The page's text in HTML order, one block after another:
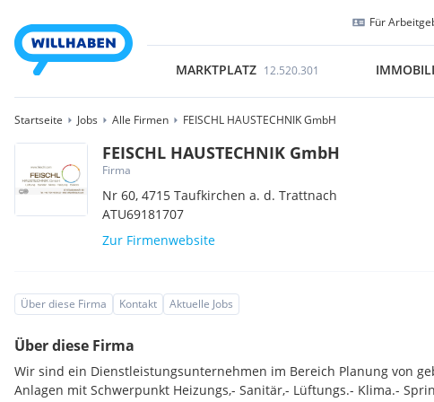
Für
MARKTPLATZ 12.520.301
Startseite Jobs Alle Firmen FEISCHL HAUSTECHNIK GmbH
FEISCHL HAUSTECHNIK GmbH
Firma
Nr 60,4715Taufkirchen a. d. Trattnach
ATU69181707
Zur Firmenwebsite
Über diese Firma Kontakt Aktuelle Jobs
Über diese Firma
Wir sind ein Dienstleistungsunternehmen im Bereich Planung von
Anlagen mit Schwerpunkt Heizungs,- Sanitär,- Lüftungs.- Klima.-